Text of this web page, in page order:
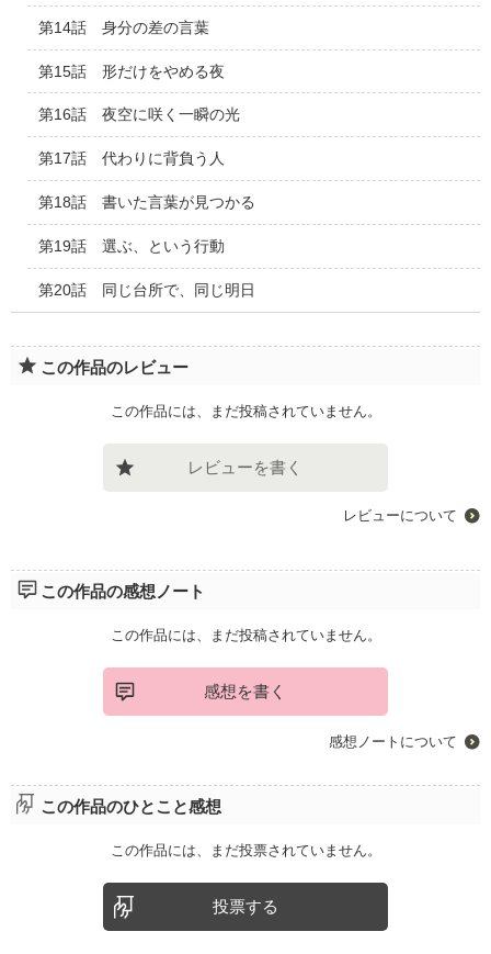
第14話 身分の差の言葉
第15話 形だけをやめる夜
第16話 夜空に咲く一瞬の光
第17話 代わりに背負う人
第18話 書いた言葉が見つかる
第19話 選ぶ、という行動
第20話 同じ台所で、同じ明日
この作品のレビュー
この作品には、まだ投稿されていません。
レビューを書く
レビューについて
この作品の感想ノート
この作品には、まだ投稿されていません。
感想を書く
感想ノートについて
この作品のひとこと感想
この作品には、まだ投票されていません。
投票する